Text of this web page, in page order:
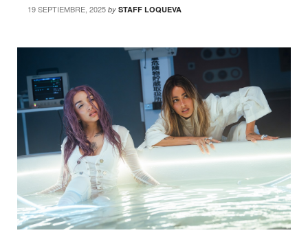
19 SEPTIEMBRE, 2025 by STAFF LOQUEVA